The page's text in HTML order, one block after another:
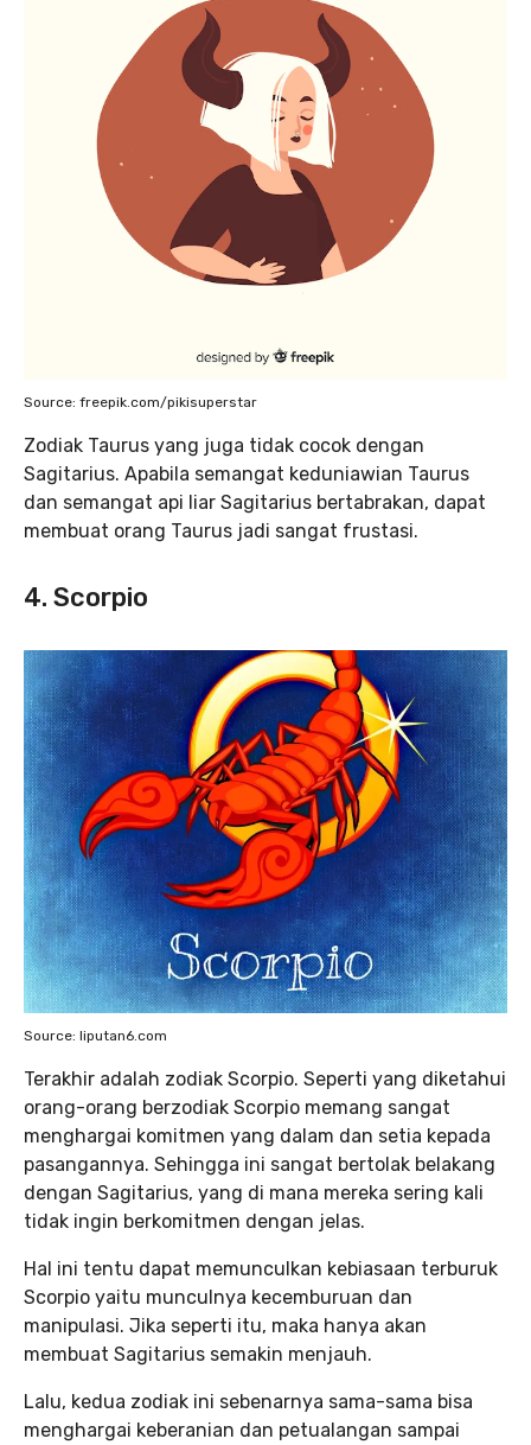
Source: freepik.com/pikisuperstar
Zodiak Taurus yang juga tidak cocok dengan
Sagitarius. Apabila semangat keduniawian Taurus
dan semangat api liar Sagitarius bertabrakan, dapat
membuat orang Taurus jadi sangat frustasi.
4. Scorpio
Source: liputan6.com
Terakhir adalah zodiak Scorpio. Seperti yang diketahui
orang-orang berzodiak Scorpio memang sangat
menghargai komitmen yang dalam dan setia kepada
pasangannya. Sehingga ini sangat bertolak belakang
dengan Sagitarius, yang di mana mereka sering kali
tidak ingin berkomitmen dengan jelas.
Hal ini tentu dapat memunculkan kebiasaan terburuk
Scorpio yaitu munculnya kecemburuan dan
manipulasi. Jika seperti itu, maka hanya akan
membuat Sagitarius semakin menjauh.
Lalu, kedua zodiak ini sebenarnya sama-sama bisa
menghargai keberanian dan petualangan sampai